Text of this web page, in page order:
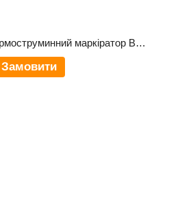
Покращений термоструминний маркіратор BENTSAI B40: Нові Можливості для Ефективного Друку
Замовити